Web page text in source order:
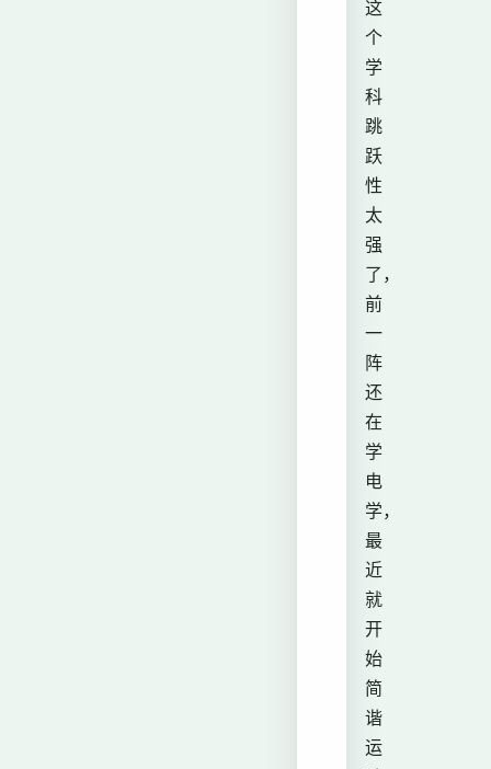
这
个
学
科
跳
跃
性
太
强
了，
前
一
阵
还
在
学
电
学，
最
近
就
开
始
简
谐
运